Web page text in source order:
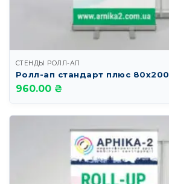
СТЕНДЫ РОЛЛ-АП
Ролл-ап стандарт плюс 80х200
960.00 ₴